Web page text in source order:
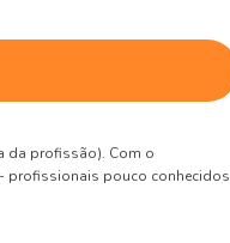
da profissão). Com o
profissionais pouco conhecidos